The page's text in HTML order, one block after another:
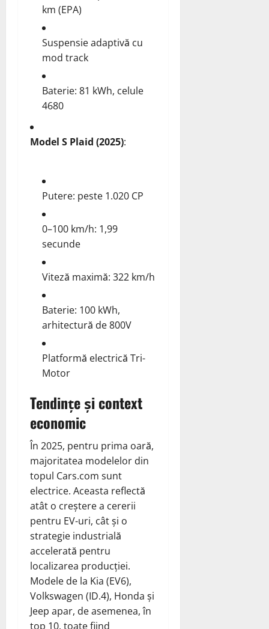
km (EPA)
Suspensie adaptivă cu
mod track
Baterie: 81 kWh, celule
4680
Model S Plaid (2025):
Putere: peste 1.020 CP
0–100 km/h: 1,99
secunde
Viteză maximă: 322 km/h
Baterie: 100 kWh,
arhitectură de 800V
Platformă electrică Tri-
Motor
Tendințe și context
economic
În 2025, pentru prima oară,
majoritatea modelelor din
topul Cars.com sunt
electrice. Aceasta reflectă
atât o creștere a cererii
pentru EV-uri, cât și o
strategie industrială
accelerată pentru
localizarea producției.
Modele de la Kia (EV6),
Volkswagen (ID.4), Honda și
Jeep apar, de asemenea, în
top 10, toate fiind